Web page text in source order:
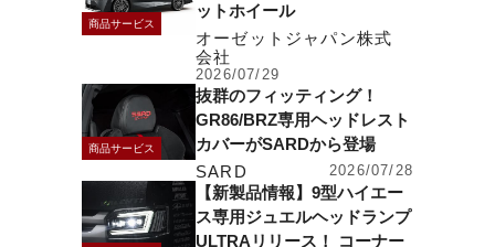
商品サービス
ットホイール
オーゼットジャパン株式
会社
2026/07/29
商品サービス
抜群のフィッティング！
GR86/BRZ専用ヘッドレスト
カバーがSARDから登場
SARD
2026/07/28
【新製品情報】9型ハイエー
ス専用ジュエルヘッドランプ
ULTRAリリース！ コーナー